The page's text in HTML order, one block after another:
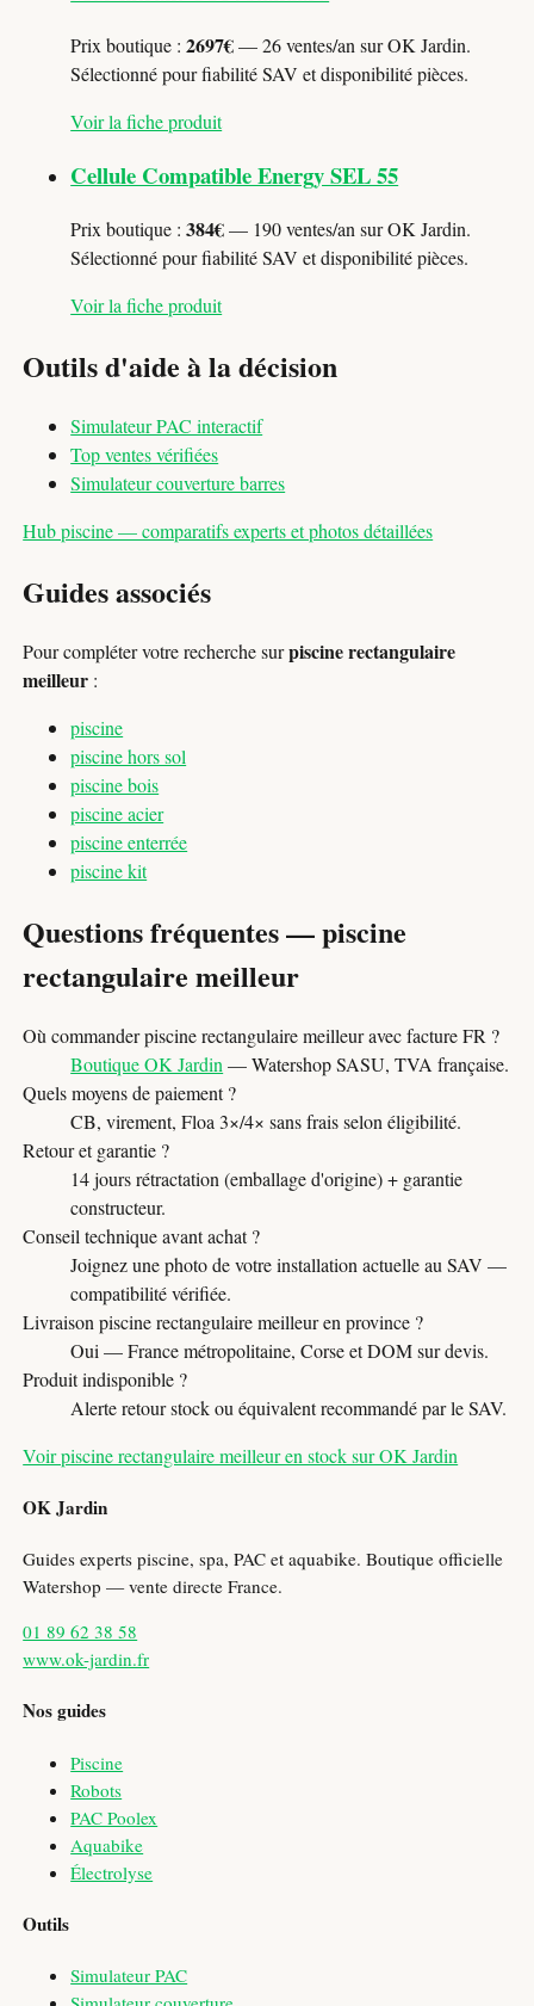
Prix boutique :2697€— 26 ventes/an sur OK Jardin.
Sélectionné pour fiabilité SAV et disponibilité pièces.
Voir la fiche produit
Cellule Compatible Energy SEL 55
Prix boutique :384€— 190 ventes/an sur OK Jardin.
Sélectionné pour fiabilité SAV et disponibilité pièces.
Voir la fiche produit
Outils d'aide à la décision
Simulateur PAC interactif
Top ventes vérifiées
Simulateur couverture barres
Hub piscine — comparatifs experts et photos détaillées
Guides associés
Pour compléter votre recherche surpiscine rectangulaire
meilleur :
piscine
piscine hors sol
piscine bois
piscine acier
piscine enterrée
piscine kit
Questions fréquentes — piscine
rectangulaire meilleur
Où commander piscine rectangulaire meilleur avec facture FR ?
Boutique OK Jardin — Watershop SASU, TVA française.
Quels moyens de paiement ?
CB, virement, Floa 3×/4× sans frais selon éligibilité.
Retour et garantie ?
14 jours rétractation (emballage d'origine) + garantie
constructeur.
Conseil technique avant achat ?
Joignez une photo de votre installation actuelle au SAV —
compatibilité vérifiée.
Livraison piscine rectangulaire meilleur en province ?
Oui — France métropolitaine, Corse et DOM sur devis.
Produit indisponible ?
Alerte retour stock ou équivalent recommandé par le SAV.
Voir piscine rectangulaire meilleur en stock sur OK Jardin
OK Jardin
Guides experts piscine, spa, PAC et aquabike. Boutique officielle
Watershop — vente directe France.
01 89 62 38 58
www.ok-jardin.fr
Nos guides
Piscine
Robots
PAC Poolex
Aquabike
Électrolyse
Outils
Simulateur PAC